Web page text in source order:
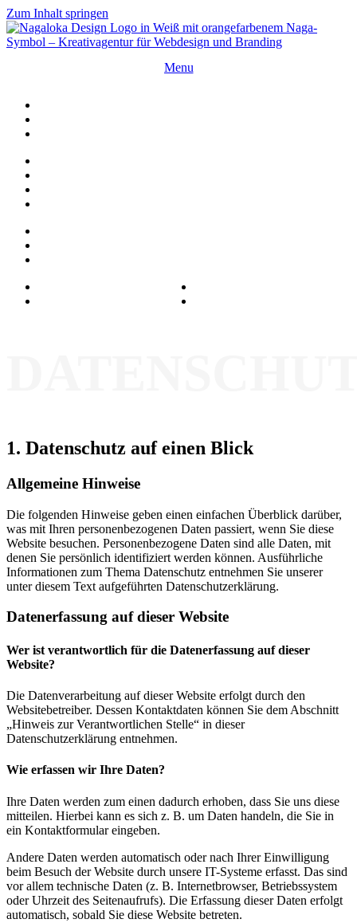
Zum Inhalt springen
Menu
1. Datenschutz auf einen Blick
Allgemeine Hinweise
Die folgenden Hinweise geben einen einfachen Überblick darüber,
was mit Ihren personenbezogenen Daten passiert, wenn Sie diese
Website besuchen. Personenbezogene Daten sind alle Daten, mit
denen Sie persönlich identifiziert werden können. Ausführliche
Informationen zum Thema Datenschutz entnehmen Sie unserer
unter diesem Text aufgeführten Datenschutzerklärung.
Datenerfassung auf dieser Website
Wer ist verantwortlich für die Datenerfassung auf dieser
Website?
Die Datenverarbeitung auf dieser Website erfolgt durch den
Websitebetreiber. Dessen Kontaktdaten können Sie dem Abschnitt
„Hinweis zur Verantwortlichen Stelle“ in dieser
Datenschutzerklärung entnehmen.
Wie erfassen wir Ihre Daten?
Ihre Daten werden zum einen dadurch erhoben, dass Sie uns diese
mitteilen. Hierbei kann es sich z. B. um Daten handeln, die Sie in
ein Kontaktformular eingeben.
Andere Daten werden automatisch oder nach Ihrer Einwilligung
beim Besuch der Website durch unsere IT-Systeme erfasst. Das sind
vor allem technische Daten (z. B. Internetbrowser, Betriebssystem
oder Uhrzeit des Seitenaufrufs). Die Erfassung dieser Daten erfolgt
automatisch, sobald Sie diese Website betreten.